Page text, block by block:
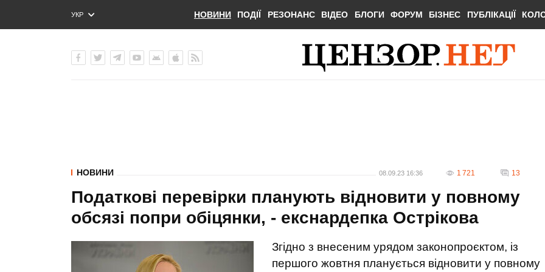
УКР
ENG
НОВИНИ ПОДІЇ РЕЗОНАНС ВІДЕО БЛОГИ ФОРУМ БІЗНЕС ПУБЛІКАЦІЇ
НОВИНИ 08.09.23 16:36 1 721 13
Податкові перевірки планують відновити у повному
обсязі попри обіцянки, - екснардепка Острікова
Згідно з внесеним урядом законопроєктом, із
першого жовтня планується відновити у повному